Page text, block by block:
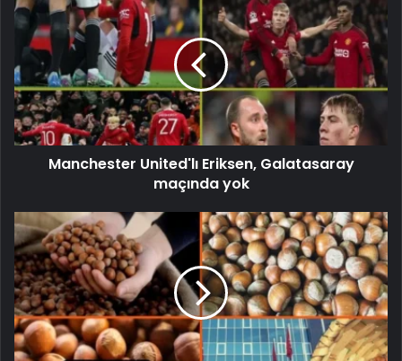
Manchester United'lı Eriksen, Galatasaray
maçında yok